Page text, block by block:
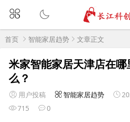
首页 智能家居趋势 文章正文
米家智能家居天津店在
么？
用户投稿 智能家居趋势
715
0